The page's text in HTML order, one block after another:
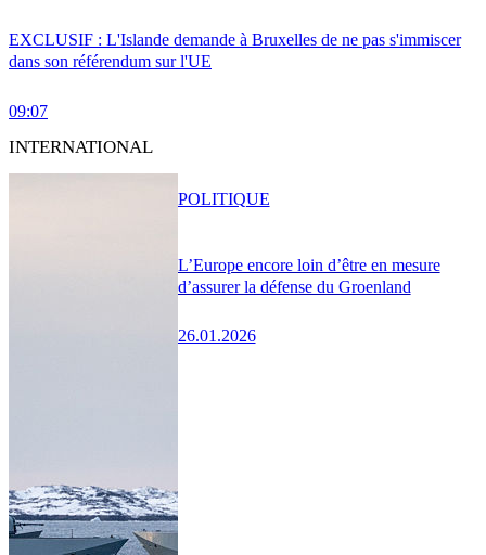
EXCLUSIF : L'Islande demande à Bruxelles de ne pas s'immiscer
dans son référendum sur l'UE
09:07
INTERNATIONAL
L’Europe encore loin d’être en mesure
d’assurer la défense du Groenland
26.01.2026
POLITIQUE